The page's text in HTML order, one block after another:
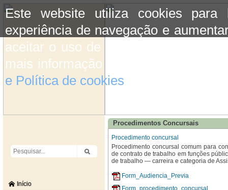
Este website utiliza cookies para
experiência de navegação e
aceitar o uso de cookies basta
mais informação consulte a
e Política de cookies
Início
Procedimentos Concursais
Procedimento concursal
Procedimento concursal comum para
de contrato de trabalho em funções
de trabalho — carreira e categoria de
Form_Audiencia_Previa
Form_procedimento_concursal